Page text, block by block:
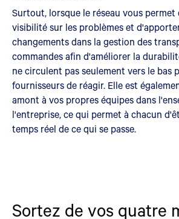
Surtout, lorsque le réseau vous permet
visibilité sur les problèmes et
changements dans la gestion des
commandes afin d'améliorer la
ne circulent pas seulement vers le bas
fournisseurs de réagir. Elle est
amont à vos propres équipes dans
l'entreprise, ce qui permet à chacun
temps réel de ce qui se passe.
Sortez de vos quatre